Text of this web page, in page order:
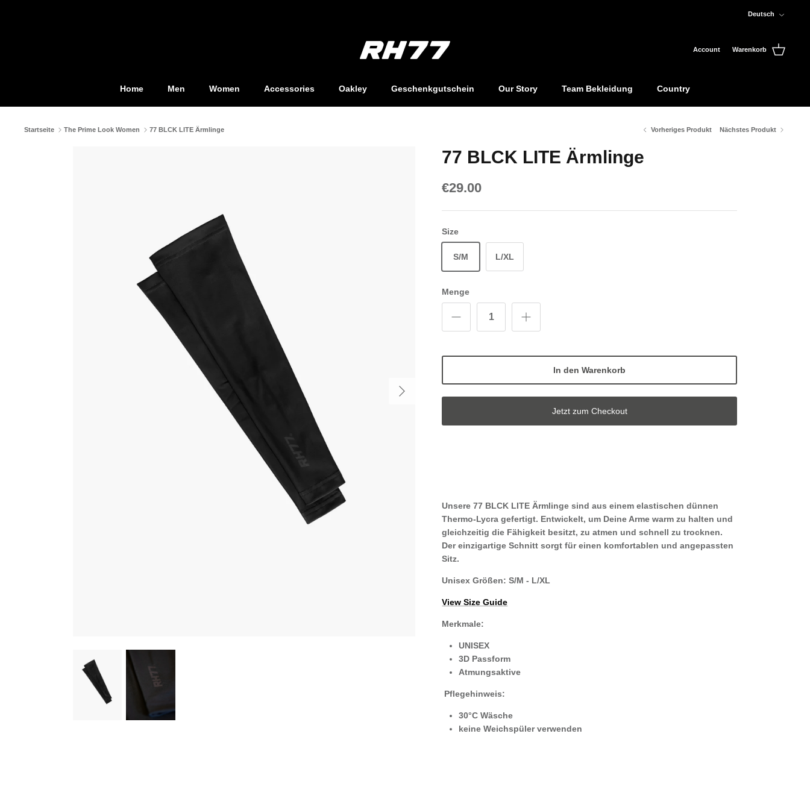
Deutsch
Account Warenkorb
Home Men Women Accessories Oakley Geschenkgutschein Our Story Team Bekleidung Country
Startseite The Prime Look Women 77 BLCK LITE Ärmlinge Vorheriges Produkt Nächstes Produkt
77 BLCK LITE Ärmlinge
€29.00
Size
S/M L/XL
Menge
In den Warenkorb
Jetzt zum Checkout
Unsere 77 BLCK LITE Ärmlingesind aus einem elastischen dünnen
Thermo-Lycra gefertigt. Entwickelt, um Deine Arme warm zu halten und
gleichzeitig die Fähigkeit besitzt, zu atmen und schnell zu trocknen.
Der einzigartige Schnitt sorgt für einen komfortablen und angepassten
Sitz.
Unisex Größen: S/M - L/XL
View Size Guide
Merkmale:
UNISEX
3D Passform
Atmungsaktive
Pflegehinweis:
30°C Wäsche
keine Weichspüler verwenden